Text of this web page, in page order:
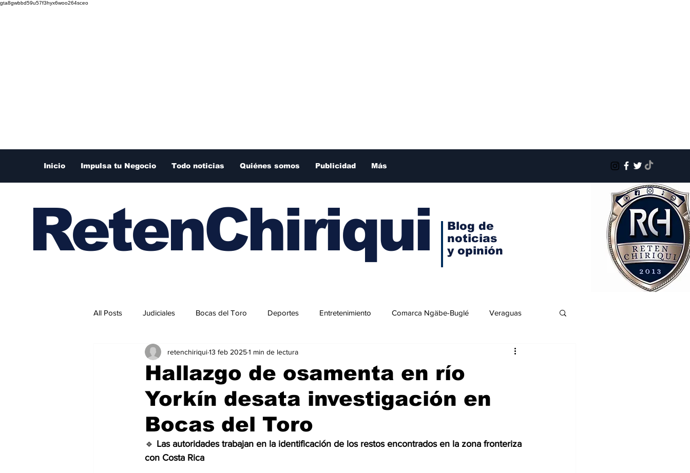
gta8gwbbd59u57f3hyx6woo264sceo
Inicio Impulsa tu Negocio Todo noticias Quiénes somos Publicidad Más
RetenChiriqui
Blog de
noticias
y opinión
All Posts Judiciales Bocas del Toro Deportes Entretenimiento Comarca Ngäbe-Buglé Veraguas
Internacionales
Hallazgo de osamenta en río
Yorkín desata investigación en
Bocas del Toro
retenchiriqui13 feb 20251 min de lectura
🔹 Las autoridades trabajan en la identificación de los restos encontrados en la zona fronteriza
con Costa Rica